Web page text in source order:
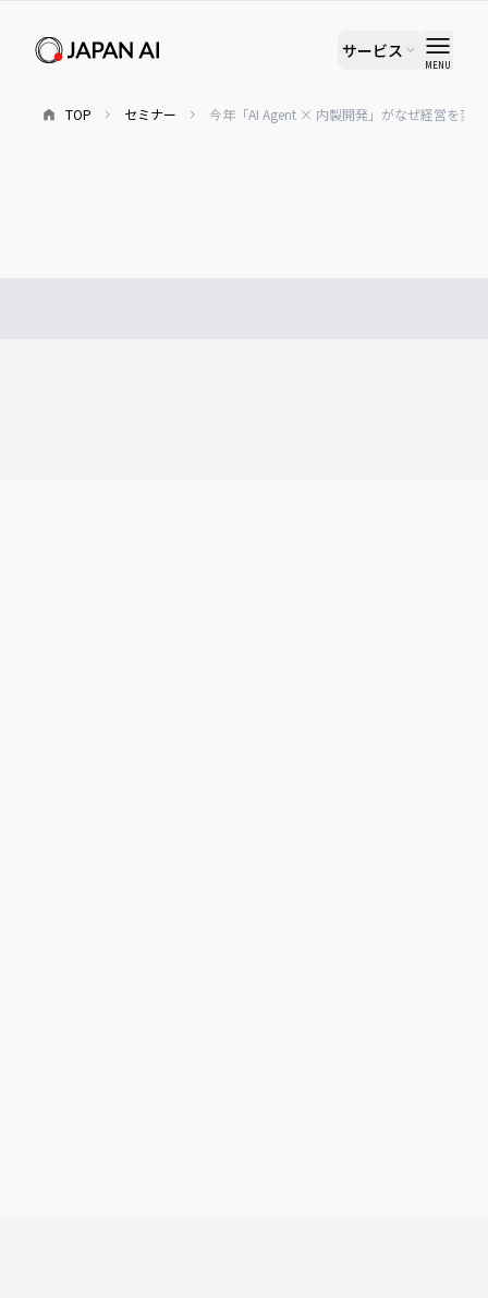
サービス
MENU
TOP セミナー 今年「AI Agent × 内製開発」がなぜ経営を変